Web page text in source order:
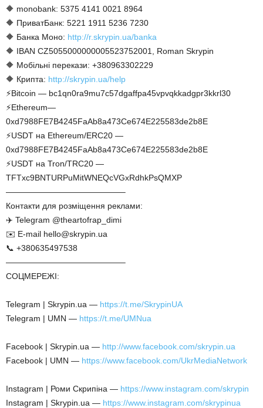
🔶 monobank: 5375 4141 0021 8964
🔶 ПриватБанк: 5221 1911 5236 7230
🔶 Банка Моно: http://r.skrypin.ua/banka
🔶 IBAN CZ5055000000005523752001, Roman Skrypin
🔶 Мобільні перекази: +380963302229
🔶 Крипта: http://skrypin.ua/help
⚡Bitcoin — bc1qn0ra9mu7c57dgaffpa45vpvqkkadgpr3kkrl30
⚡Ethereum—
0xd7988FE7B4245FaAb8a473Ce674E225583de2b8E
⚡USDT на Ethereum/ERC20 —
0xd7988FE7B4245FaAb8a473Ce674E225583de2b8E
⚡USDT на Tron/TRC20 —
TFTxc9BNTURPuMitWNEQcVGxRdhkPsQMXP
——————————————–
Контакти для розміщення реклами:
✈️ Telegram @theartofrap_dimi
✉️ E-mail hello@skrypin.ua
📞 +380635497538
——————————————–
СОЦМЕРЕЖІ:
Telegram | Skrypin.ua — https://t.me/SkrypinUA
Telegram | UMN — https://t.me/UMNua
Facebook | Skrypin.ua — http://www.facebook.com/skrypin.ua
Facebook | UMN — https://www.facebook.com/UkrMediaNetwork
Instagram | Роми Скрипіна — https://www.instagram.com/skrypin
Instagram | Skrypin.ua — https://www.instagram.com/skrypinua